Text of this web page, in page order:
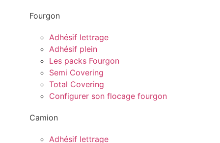
Fourgon
Adhésif lettrage
Adhésif plein
Les packs Fourgon
Semi Covering
Total Covering
Configurer son flocage fourgon
Camion
Adhésif lettrage